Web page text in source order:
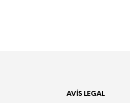
AVÍS LEGAL